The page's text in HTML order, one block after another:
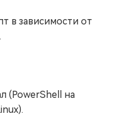
в зависимости от
(PowerShell на